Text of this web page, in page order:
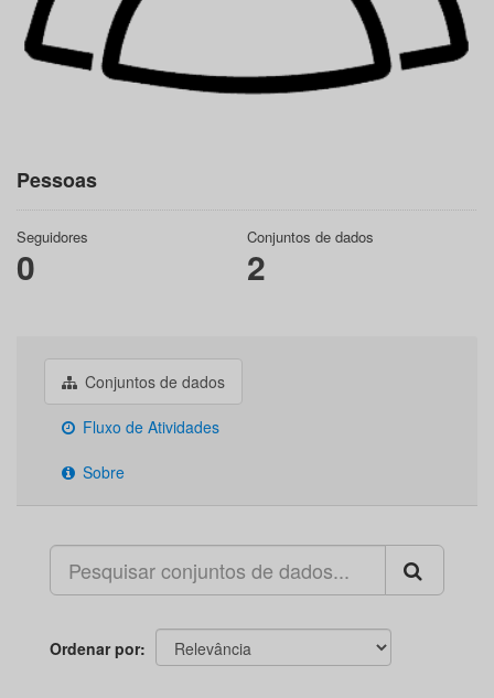
Pessoas
Seguidores
0
Conjuntos de dados
2
Conjuntos de dados
Fluxo de Atividades
Sobre
Ordenar por